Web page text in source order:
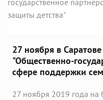
27 ноября в
"Общественно-
сфере поддержки
27 ноября 2019 года на